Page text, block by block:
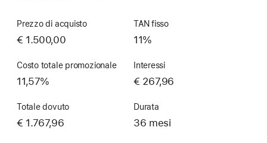
Prezzo di acquisto
€ 1.500,00
TAN fisso
11%
Costo totale promozionale
11,57%
Interessi
€ 267,96
Totale dovuto
€ 1.767,96
Durata
36 mesi